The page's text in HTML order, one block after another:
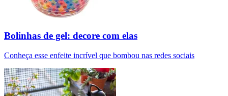
Bolinhas de gel: decore com elas
Conheça esse enfeite incrível que bombou nas redes sociais